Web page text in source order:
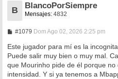
B
BlancoPorSiempre
Mensajes: 4832
#1079M
n
s
a
j
e
Dom Ago 02, 2026 2:25 pm
Este jugador para mí es la
Puede salir muy bien o muy mal.
que Mourinho pide de él porque
intensidad. Y si ya tenemos a